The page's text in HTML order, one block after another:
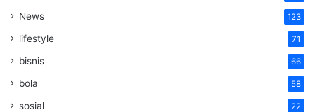
News 123
lifestyle 71
bisnis 66
bola 58
sosial 22